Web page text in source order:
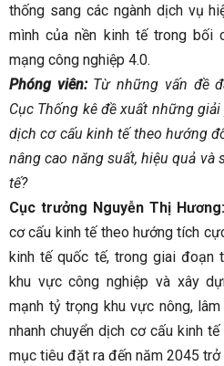
thống sang các ngành dịch vụ
mình của nền kinh tế trong bối
mạng công nghiệp 4.0.
Phóng viên: Từ những vấn đề
Cục Thống kê đề xuất những
dịch cơ cấu kinh tế theo hướng
nâng cao năng suất, hiệu quả và
tế?
Cục trưởng Nguyễn Thị Hương:
cơ cấu kinh tế theo hướng tích
kinh tế quốc tế, trong giai đoạn
khu vực công nghiệp và xây
mạnh tỷ trọng khu vực nông,
nhanh chuyển dịch cơ cấu kinh
mục tiêu đặt ra đến năm 2045 trở